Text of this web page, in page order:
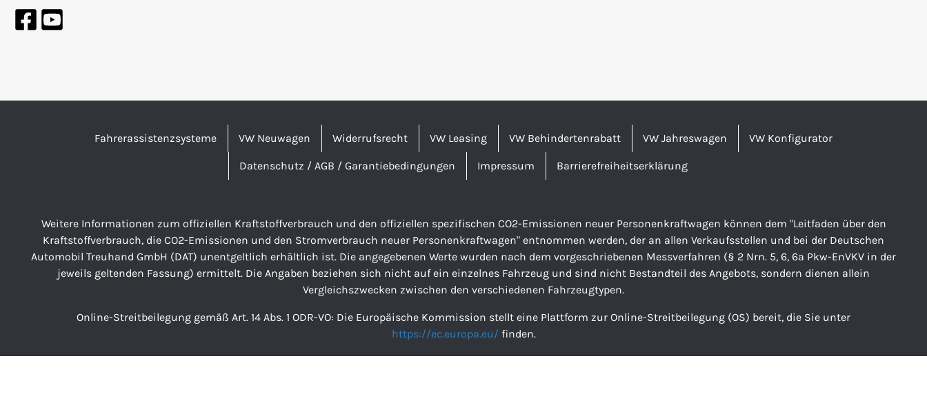
Fahrerassistenzsysteme VW Neuwagen Widerrufsrecht VW Leasing VW Behindertenrabatt VW Jahreswagen VW Konfigurator
Datenschutz / AGB / Garantiebedingungen Impressum Barrierefreiheitserklärung
Weitere Informationen zum offiziellen Kraftstoffverbrauch und den offiziellen spezifischen CO2-Emissionen neuer Personenkraftwagen können dem "Leitfaden über den
Kraftstoffverbrauch, die CO2-Emissionen und den Stromverbrauch neuer Personenkraftwagen" entnommen werden, der an allen Verkaufsstellen und bei der Deutschen
Automobil Treuhand GmbH (DAT) unentgeltlich erhältlich ist. Die angegebenen Werte wurden nach dem vorgeschriebenen Messverfahren (§ 2 Nrn. 5, 6, 6a Pkw-EnVKV in der
jeweils geltenden Fassung) ermittelt. Die Angaben beziehen sich nicht auf ein einzelnes Fahrzeug und sind nicht Bestandteil des Angebots, sondern dienen allein
Vergleichszwecken zwischen den verschiedenen Fahrzeugtypen.
Online-Streitbeilegung gemäß Art. 14 Abs. 1 ODR-VO: Die Europäische Kommission stellt eine Plattform zur Online-Streitbeilegung (OS) bereit, die Sie unter
https://ec.europa.eu/ finden.